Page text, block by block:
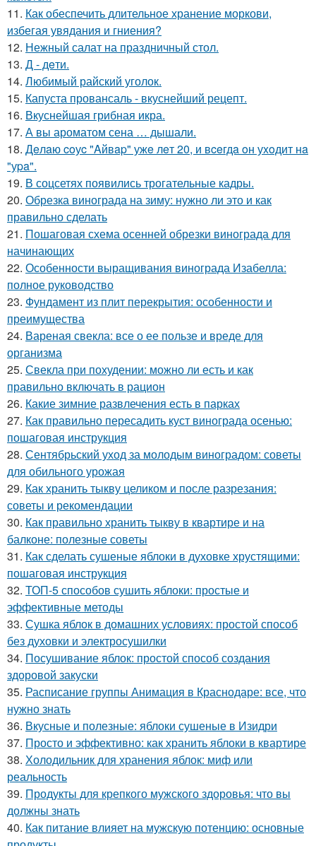
11. Как обеспечить длительное хранение моркови,
избегая увядания и гниения?
12. Нежный салат на праздничный стол.
13. Д - дeти.
14. Любимый райский уголок.
15. Капуста провансаль - вкуснейший рецепт.
16. Вкуснейшая грибная икра.
17. А вы ароматом сена … дышали.
18. Дeлaю coуc "Aйвap" ужe лeт 20, и вceгдa oн уxoдит нa
"уpa".
19. В соцсетях появились трогательные кадры.
20. Обрезка винограда на зиму: нужно ли это и как
правильно сделать
21. Пошаговая схема осенней обрезки винограда для
начинающих
22. Особенности выращивания винограда Изабелла:
полное руководство
23. Фундамент из плит перекрытия: особенности и
преимущества
24. Вареная свекла: все о ее пользе и вреде для
организма
25. Свекла при похудении: можно ли есть и как
правильно включать в рацион
26. Какие зимние развлечения есть в парках
27. Как правильно пересадить куст винограда осенью:
пошаговая инструкция
28. Сентябрьский уход за молодым виноградом: советы
для обильного урожая
29. Как хранить тыкву целиком и после разрезания:
советы и рекомендации
30. Как правильно хранить тыкву в квартире и на
балконе: полезные советы
31. Как сделать сушеные яблоки в духовке хрустящими:
пошаговая инструкция
32. ТОП-5 способов сушить яблоки: простые и
эффективные методы
33. Сушка яблок в домашних условиях: простой способ
без духовки и электросушилки
34. Посушивание яблок: простой способ создания
здоровой закуски
35. Расписание группы Анимация в Краснодаре: все, что
нужно знать
36. Вкусные и полезные: яблоки сушеные в Изидри
37. Просто и эффективно: как хранить яблоки в квартире
38. Холодильник для хранения яблок: миф или
реальность
39. Продукты для крепкого мужского здоровья: что вы
должны знать
40. Как питание влияет на мужскую потенцию: основные